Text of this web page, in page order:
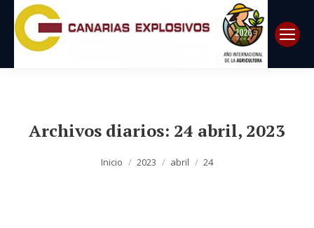
Archivos diarios: 24 abril, 2023
Inicio 2023 abril 24